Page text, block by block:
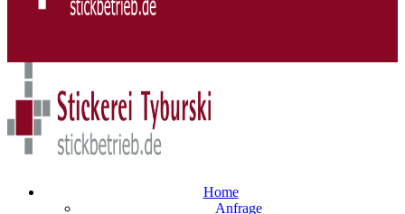
Home
Anfrage